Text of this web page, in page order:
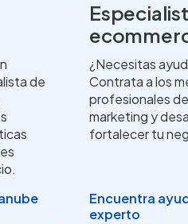
de
¿Necesitas
Contrata a los
profesionales
marketing y
fortalecer tu
Encuentra
experto